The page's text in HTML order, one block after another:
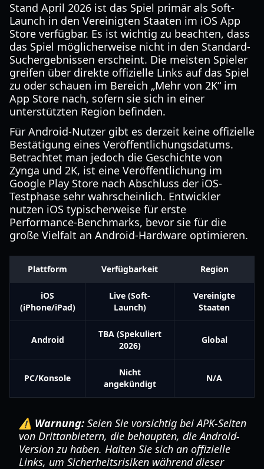
Stand April 2026 ist das Spiel primär als Soft-
Launch in den Vereinigten Staaten im iOS App
Store verfügbar. Es ist wichtig zu beachten, dass
das Spiel möglicherweise nicht in den Standard-
Suchergebnissen erscheint. Die meisten Spieler
greifen über direkte offizielle Links auf das Spiel
zu oder schauen im Bereich „Mehr von 2K“ im
App Store nach, sofern sie sich in einer
unterstützten Region befinden.
Für Android-Nutzer gibt es derzeit keine offizielle
Bestätigung eines Veröffentlichungsdatums.
Betrachtet man jedoch die Geschichte von
Zynga und 2K, ist eine Veröffentlichung im
Google Play Store nach Abschluss der iOS-
Testphase sehr wahrscheinlich. Entwickler
nutzen iOS typischerweise für erste
Performance-Benchmarks, bevor sie für die
große Vielfalt an Android-Hardware optimieren.
Plattform Verfügbarkeit Region
iOS
(iPhone/iPad)
Live (Soft-
Launch)
Vereinigte
Staaten
Android
TBA (Spekuliert
2026)
Global
PC/Konsole
Nicht
angekündigt
N/A
⚠️ Warnung: Seien Sie vorsichtig bei APK-Seiten
von Drittanbietern, die behaupten, die Android-
Version zu haben. Halten Sie sich an offizielle
Links, um Sicherheitsrisiken während dieser